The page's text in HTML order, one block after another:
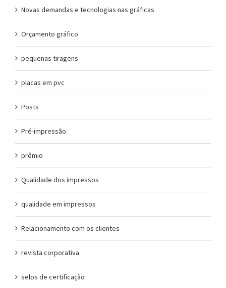
Novas demandas e tecnologias nas gráficas
Orçamento gráfico
pequenas tiragens
placas em pvc
Posts
Pré-impressão
prêmio
Qualidade dos impressos
qualidade em impressos
Relacionamento com os clientes
revista corporativa
selos de certificação